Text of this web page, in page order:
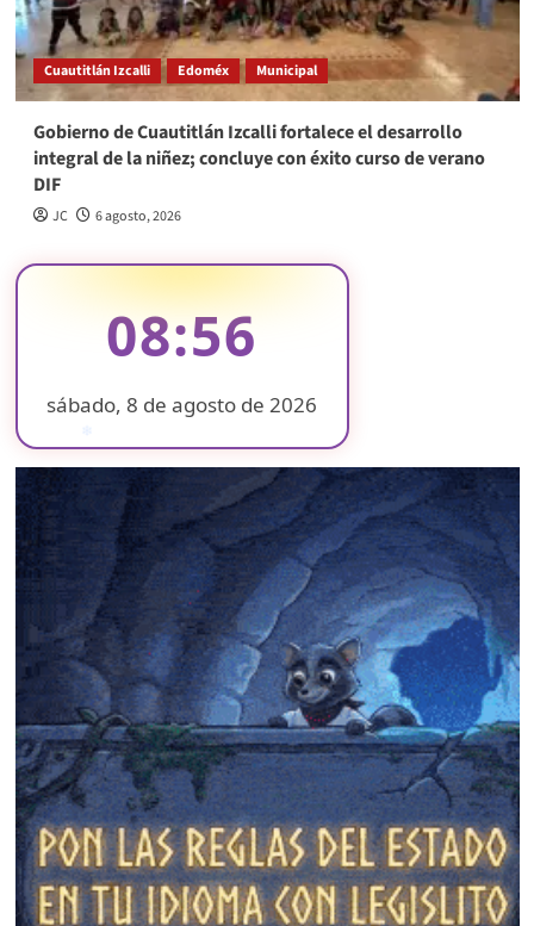
Cuautitlán Izcalli Edoméx Municipal
Gobierno de Cuautitlán Izcalli fortalece el desarrollo
integral de la niñez; concluye con éxito curso de verano
DIF
JC 6 agosto, 2026
08:57
sábado, 8 de agosto de 2026
❄
❄
❄
❄
❄